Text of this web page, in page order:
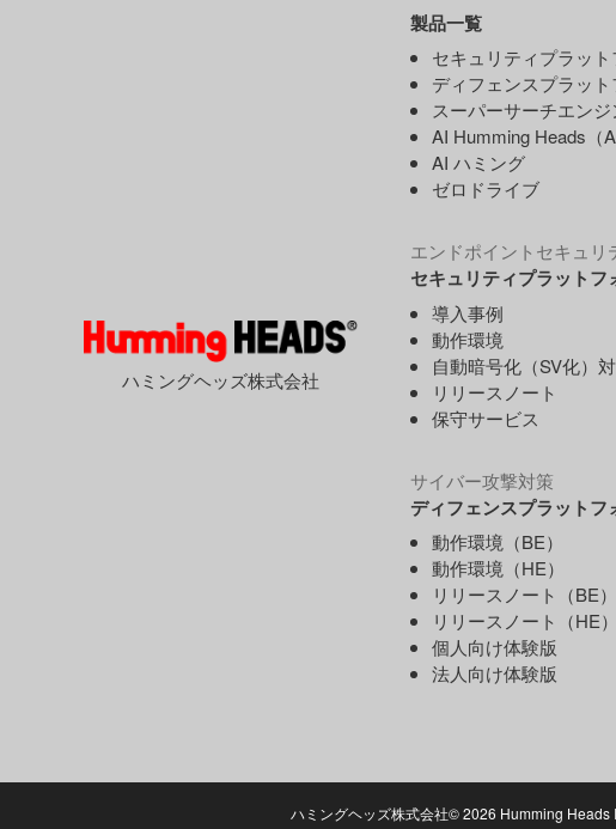
ハミングヘッズ株式会社
製品一覧
セキュリティプラット
ディフェンスプラット
スーパーサーチエンジ
AI Humming Heads（
AI ハミング
ゼロドライブ
エンドポイントセキュリ
セキュリティプラットフ
導入事例
動作環境
自動暗号化（SV化）
リリースノート
保守サービス
サイバー攻撃対策
ディフェンスプラットフ
動作環境（BE）
動作環境（HE）
リリースノート（BE）
リリースノート（HE）
個人向け体験版
法人向け体験版
ハミングヘッズ株式会社©2026 Humming Heads